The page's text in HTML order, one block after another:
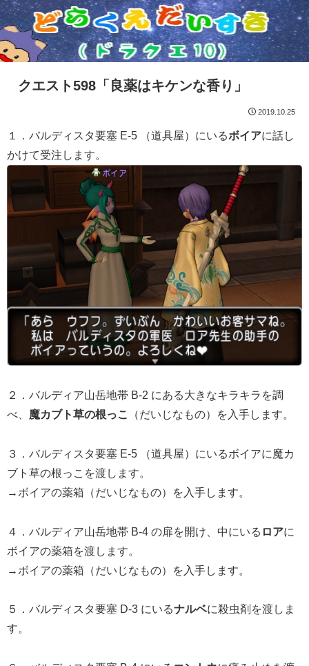
クエスト598「良薬はキケンな香り」
2019.10.25
１．バルディスタ要塞 E-5 （道具屋）にいるボイアに話し
かけて受注します。
２．バルディア山岳地帯 B-2 にある大きなキラキラを調
べ、 魔カブト草の根っこ （だいじなもの）を入手します。
３．バルディスタ要塞 E-5 （道具屋）にいるボイアに魔カ
ブト草の根っこを渡します。
→ボイアの薬箱（だいじなもの）を入手します。
４．バルディア山岳地帯 B-4 の扉を開け、中にいる ロアに
ボイアの薬箱を渡します。
→ボイアの薬箱（だいじなもの）を入手します。
５．バルディスタ要塞 D-3 にいるナルベに殺虫剤を渡しま
す。